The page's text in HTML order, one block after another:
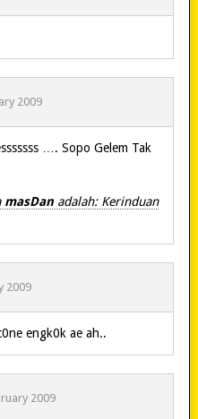
2009
…. Sopo Gelem Tak
masDan adalah: Kerinduan
2009
engk0k ae ah..
2009